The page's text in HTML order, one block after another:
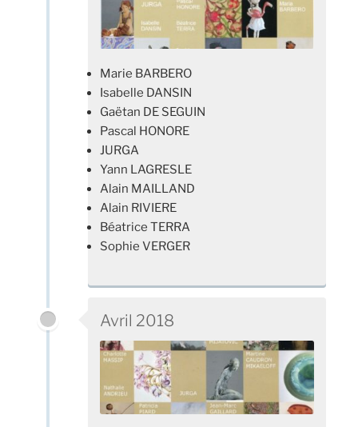
Marie BARBERO
Isabelle DANSIN
Gaëtan DE SEGUIN
Pascal HONORE
JURGA
Yann LAGRESLE
Alain MAILLAND
Alain RIVIERE
Béatrice TERRA
Sophie VERGER
Avril 2018